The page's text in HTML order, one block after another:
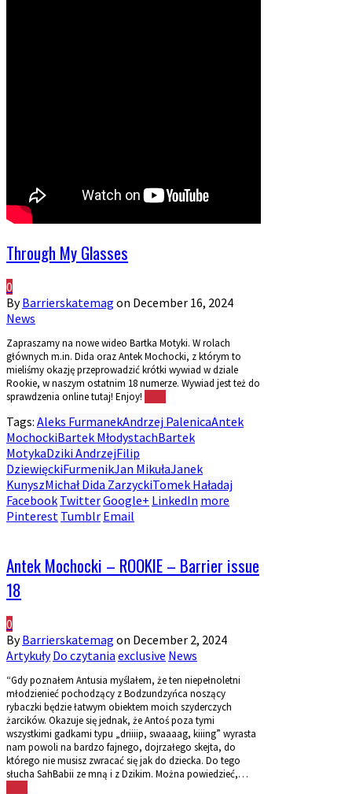
Through My Glasses
0
ByBarrierskatemag on December 16, 2024
News
Zapraszamy na nowe wideo Bartka Motyki. W rolach
głównych m.in. Dida oraz Antek Mochocki, z którym to
mieliśmy okazję przeprowadzić krótki wywiad w dziale
Rookie, w naszym ostatnim 18 numerze. Wywiad jest też do
sprawdzenia online tutaj! Enjoy!
Tags: Aleks FurmanekAndrzej PalenicaAntek
MochockiBartek MłodystachBartek
MotykaDziki AndrzejFilip
DziewięckiFurmenikJan MikułaJanek
KunyszMichał Dida ZarzyckiTomek Haładaj
Facebook TwitterGoogle+ LinkedIn more
Pinterest Tumblr Email
Antek Mochocki – ROOKIE – Barrier issue
18
0
ByBarrierskatemag on December 2, 2024
Artykuły Do czytania exclusive News
“Gdy poznałem Antusia myślałem, że ten niepełnoletni
młodzienieć pochodzący z Bodzundzyńca noszący
rybaczki będzie łatwym obiektem moich szyderczych
żarcików. Okazuje się jednak, że Antoś poza tymi
wszystkimi gadkami typu „driiiip, swaaaag, kiiing” wyrasta
nam powoli na bardzo fajnego, dojrzałego skejta, do
którego nie musisz zwracać się jak do dziecka. Do tego
słucha SahBabii ze mną i z Dzikim. Można powiedzieć,…